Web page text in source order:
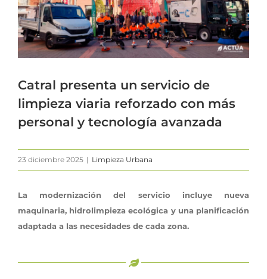
Catral presenta un servicio de
limpieza viaria reforzado con más
personal y tecnología avanzada
23 diciembre 2025 | Limpieza Urbana
La modernización del servicio incluye nueva
maquinaria, hidrolimpieza ecológica y una planificación
adaptada a las necesidades de cada zona.